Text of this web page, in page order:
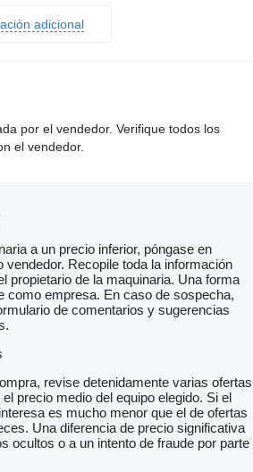
adicional
por el vendedor. Verifique todos los
el vendedor.
a un precio inferior, póngase en
vendedor. Recopile toda la información
propietario de la maquinaria. Una forma
como empresa. En caso de sospecha,
de comentarios y sugerencias
revise detenidamente varias ofertas
precio medio del equipo elegido. Si el
es mucho menor que el de ofertas
Una diferencia de precio significativa
ocultos o a un intento de fraude por parte